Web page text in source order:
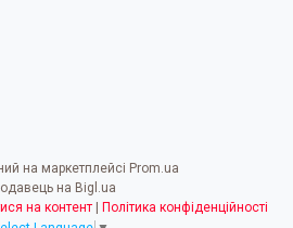
на маркетплейсі Prom.ua
на Bigl.ua
на контент | Політика конфіденційності